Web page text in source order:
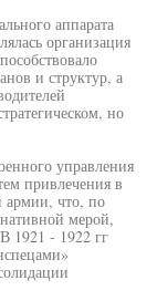
аппарата
организация
и структур, а
но
управления
привлечения в
армии, что, по
мерой,
1921 - 1922 гг